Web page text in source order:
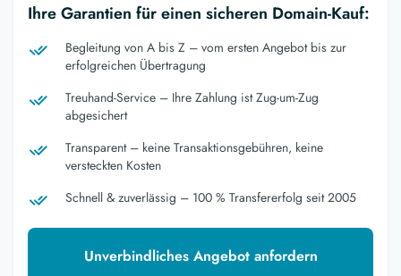
Ihre Garantien für einen sicheren Domain-Kauf:
Begleitung von A bis Z – vom ersten Angebot bis zur
erfolgreichen Übertragung
Treuhand-Service – Ihre Zahlung ist Zug-um-Zug
abgesichert
Transparent – keine Transaktionsgebühren, keine
versteckten Kosten
Schnell & zuverlässig – 100 % Transfererfolg seit 2005
Unverbindliches Angebot anfordern